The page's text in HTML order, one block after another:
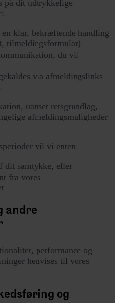
på dit udtrykkelige
klar, bekræftende handling
tilmeldingsformular)
du vil
via afmeldingslinks
uanset retsgrundlag,
afmeldingsmuligheder
vil vi enten:
dit samtykke, eller
fra vores
andre
performance og
henvises til vores
og